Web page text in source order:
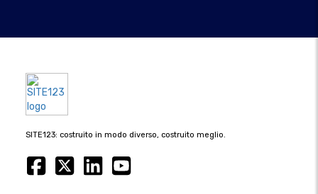
SITE123: costruito in modo diverso, costruito meglio.